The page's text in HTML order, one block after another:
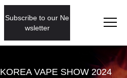
Subscribe to our Ne
wsletter
KOREA VAPE SHOW 2024